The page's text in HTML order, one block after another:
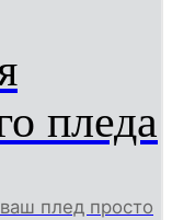
пледа
плед просто